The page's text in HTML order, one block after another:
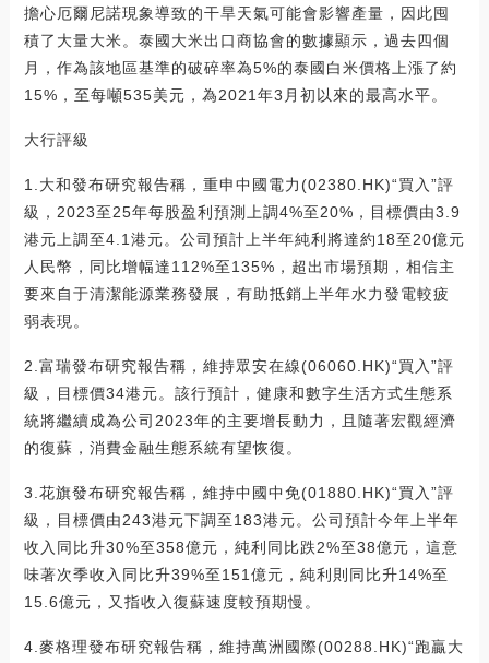
擔心厄爾尼諾現象導致的干旱天氣可能會影響產量，因此囤
積了大量大米。泰國大米出口商協會的數據顯示，過去四個
月，作為該地區基準的破碎率為5%的泰國白米價格上漲了約
15%，至每噸535美元，為2021年3月初以來的最高水平。
大行評級
1.大和發布研究報告稱，重申中國電力(02380.HK)“買入”評
級，2023至25年每股盈利預測上調4%至20%，目標價由3.9
港元上調至4.1港元。公司預計上半年純利將達約18至20億元
人民幣，同比增幅達112%至135%，超出市場預期，相信主
要來自于清潔能源業務發展，有助抵銷上半年水力發電較疲
弱表現。
2.富瑞發布研究報告稱，維持眾安在線(06060.HK)“買入”評
級，目標價34港元。該行預計，健康和數字生活方式生態系
統將繼續成為公司2023年的主要增長動力，且隨著宏觀經濟
的復蘇，消費金融生態系統有望恢復。
3.花旗發布研究報告稱，維持中國中免(01880.HK)“買入”評
級，目標價由243港元下調至183港元。公司預計今年上半年
收入同比升30%至358億元，純利同比跌2%至38億元，這意
味著次季收入同比升39%至151億元，純利則同比升14%至
15.6億元，又指收入復蘇速度較預期慢。
4.麥格理發布研究報告稱，維持萬洲國際(00288.HK)“跑贏大